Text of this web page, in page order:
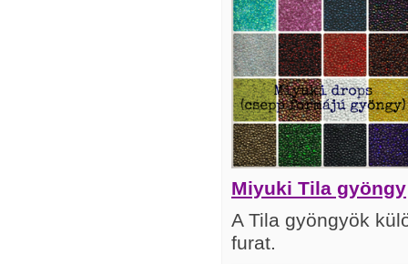
Miyuki Tila gyöngy
A Tila gyöngyök
furat.